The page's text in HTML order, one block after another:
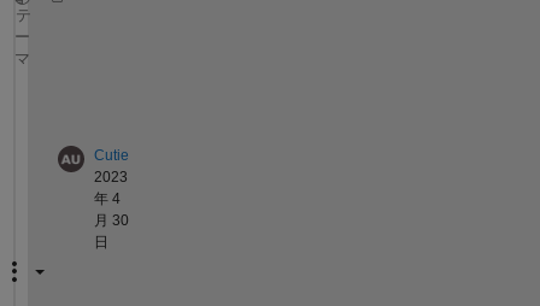
テ
ー
マ
Cutie
2023
年 4
月 30
日